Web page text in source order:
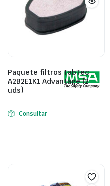
Paquete filtros TabTec
A2B2E1K1 Advantage (2
uds)
Consultar